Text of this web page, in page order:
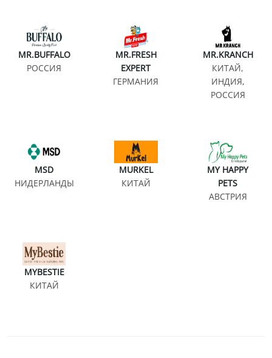
MR.BUFFALO
РОССИЯ
MR.FRESH
EXPERT
ГЕРМАНИЯ
MR.KRANCH
КИТАЙ,
ИНДИЯ,
РОССИЯ
MSD
НИДЕРЛАНДЫ
MURKEL
КИТАЙ
MY HAPPY
PETS
АВСТРИЯ
MYBESTIE
КИТАЙ